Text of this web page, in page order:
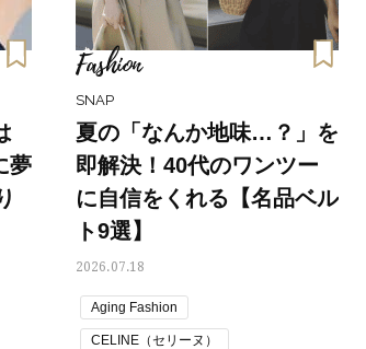
夢
Fashion
SNAP
夏の「なんか地味…？」を
即解決！40代のワンツー
に自信をくれる【名品ベル
ト9選】
2026.07.18
Aging Fashion
CELINE（セリーヌ）
イクリーム】3選
Beauty
石井美穂さんおすすめ！40代の
Beauty
酷暑の夏こそ40代が使うべき【美
容液・クリーム】「シワ・たるみ
ケア」はこれ一つでOK！
品”【洗顔＆集中美容液】
Beauty